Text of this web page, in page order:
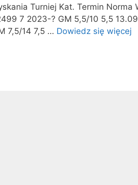
Turniej Kat. Termin Norma
7 2023-? GM 5,5/10 5,5
7,5/14 7,5 … Dowiedz się więcej